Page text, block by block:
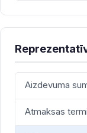
Aizdevuma
Atmaksas